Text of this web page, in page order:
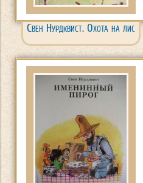
Свен Нурдквист. Охота на лис